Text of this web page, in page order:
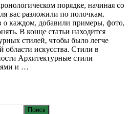
порядке, начиная со
вас разложили по полочкам.
о каждом, добавили примеры, фото,
В конце статьи находится
стилей, чтобы было легче
области искусства. Стили в
Архитектурные стили
и …
Поиск